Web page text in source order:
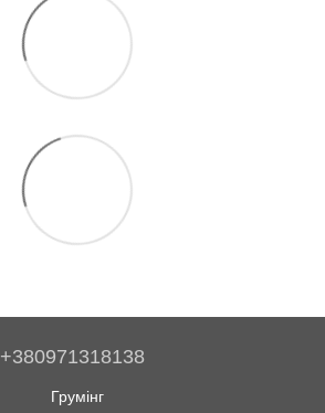
+380971318138
Грумінг